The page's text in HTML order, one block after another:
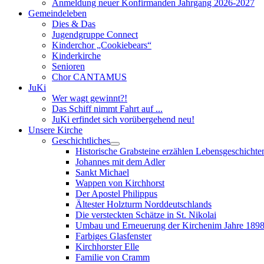
Anmeldung neuer Konfirmanden Jahrgang 2026-2027
Gemeindeleben
Dies & Das
Jugendgruppe Connect
Kinderchor „Cookiebears“
Kinderkirche
Senioren
Chor CANTAMUS
JuKi
Wer wagt gewinnt?!
Das Schiff nimmt Fahrt auf ...
JuKi erfindet sich vorübergehend neu!
Unsere Kirche
Geschichtliches
Historische Grabsteine erzählen
Johannes mit dem Adler
Sankt Michael
Wappen von Kirchhorst
Der Apostel Philippus
Ältester Holzturm Norddeutschlands
Die versteckten Schätze in St. Nikolai
Umbau und Erneuerung der Kirchenim Jahre
Farbiges Glasfenster
Kirchhorster Elle
Familie von Cramm